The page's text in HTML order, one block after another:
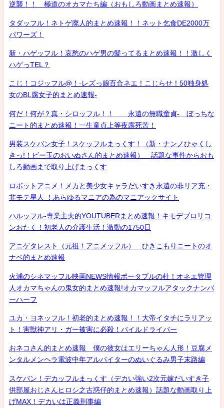
逆襲！！ 極道のオカマたち編（おもしろ動画まとめ速報）
タダッフル！ネトゲ廃人的まとめ速報！！ネット乞食DE2000万
パワーズ！
新・ハゲッフル！哀愁のハゲ男の髪ってるまとめ速報！！激しく
ハゲっTEL？
こじ！コジッフル@！-レズっ娘百合ネエ！こじらせ！50独身処
女のBL腐女子的まとめ速報-
何だ！何が？真・シロッフル！！ 永遠の無職童貞- ぼっちな
ニート的まとめ速報！一生童貞上等夜露死苦！
男装スケバン女子！スケッフルまっくす！（新・ナンノひゃくし
きっ!！ビー玉のおいぬさん的まとめ速報） 話題な事件からおも
しろ動画まで取り上げまっくす
ロボットアニメ！メカと美少女キャラだいすき永遠の非リア充・
非モテ星人 ！あらゆるマニアの為のマニアックサイト
ハルッフル-専業主夫的YOUTUBERまとめ速報！キモデブロリコ
ンおたく！初老人の介護生活！激動の1750日
アニゲタレスト（元祖！アニメッフル） ひきこもりニートのオ
ナベ的まとめ速報
火浦のシネマッフル映画NEWS情報ポータブルの杜！オネエ管理
人オカマちゃんの鬼女的まとめ速報!オカマッフルアタックナンバ
ーハーフ
ユカ・ヨネッフル！初老的まとめ速報！！大帝イタチにラリアッ
ト！害獣神アリ・ガー被害に必殺！パイルドライバー
おネコさん的まとめ速報 僕の彼女はエリーちゃん人形！豆腐メ
ンタルメンヘラ電波中年アルバイターのぬいぐるみ男子末路編
スケバン！デカッフルまっくす（デカい強い2次元嫁だいすき子
供部屋おじさんヒロシ之古惑仔的まとめ速報）話題な動画取り上
げMAX！デカいは正義刑事編